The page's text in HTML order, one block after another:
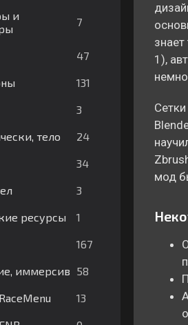
и
7
47
131
3
тело 24
34
3
ресурсы 1
167
иммерсив 58
13
1),
мод